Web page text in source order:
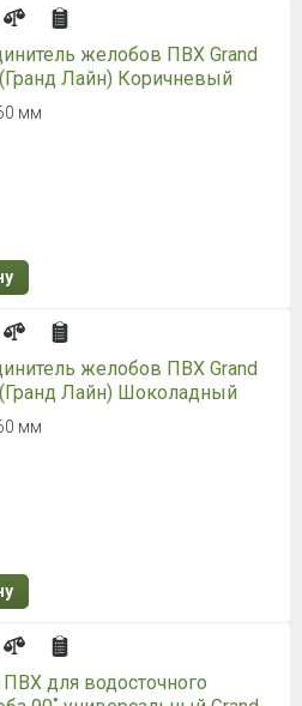
желобов ПВХ Grand
Лайн) Коричневый
мм
желобов ПВХ Grand
Лайн) Шоколадный
мм
ПВХ для водосточного